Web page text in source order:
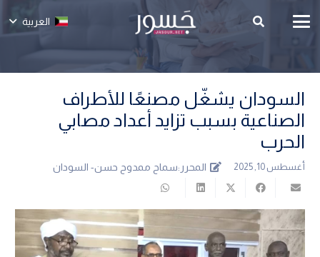
العربية
السودان يشغّل مصنعًا للأطراف
الصناعية بسبب تزايد أعداد مصابي
الحرب
أغسطس 10, 2025 المحرر:سماح ممدوح حسن- السودان